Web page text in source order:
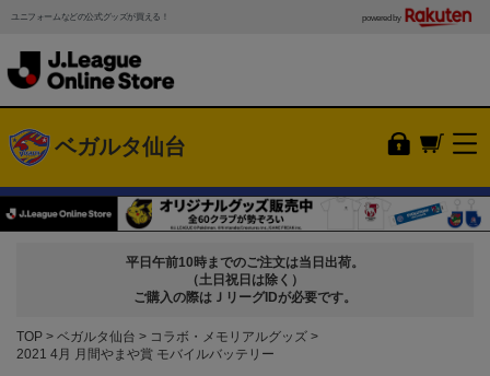
ユニフォームなどの公式グッズが買える！ powered by
ベガルタ仙台
平日午前10時までのご注文は当日出荷。
（土日祝日は除く）
ご購入の際はＪリーグIDが必要です。
TOP ベガルタ仙台
コラボ・メモリアルグッズ
2021 4月 月間やまや賞 モバイルバッテリー